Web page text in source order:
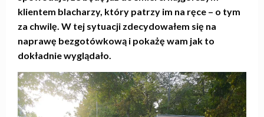
klientem blacharzy, który patrzy im na ręce – o tym
za chwilę. W tej sytuacji zdecydowałem się na
naprawę bezgotówkową i pokażę wam jak to
dokładnie wyglądało.